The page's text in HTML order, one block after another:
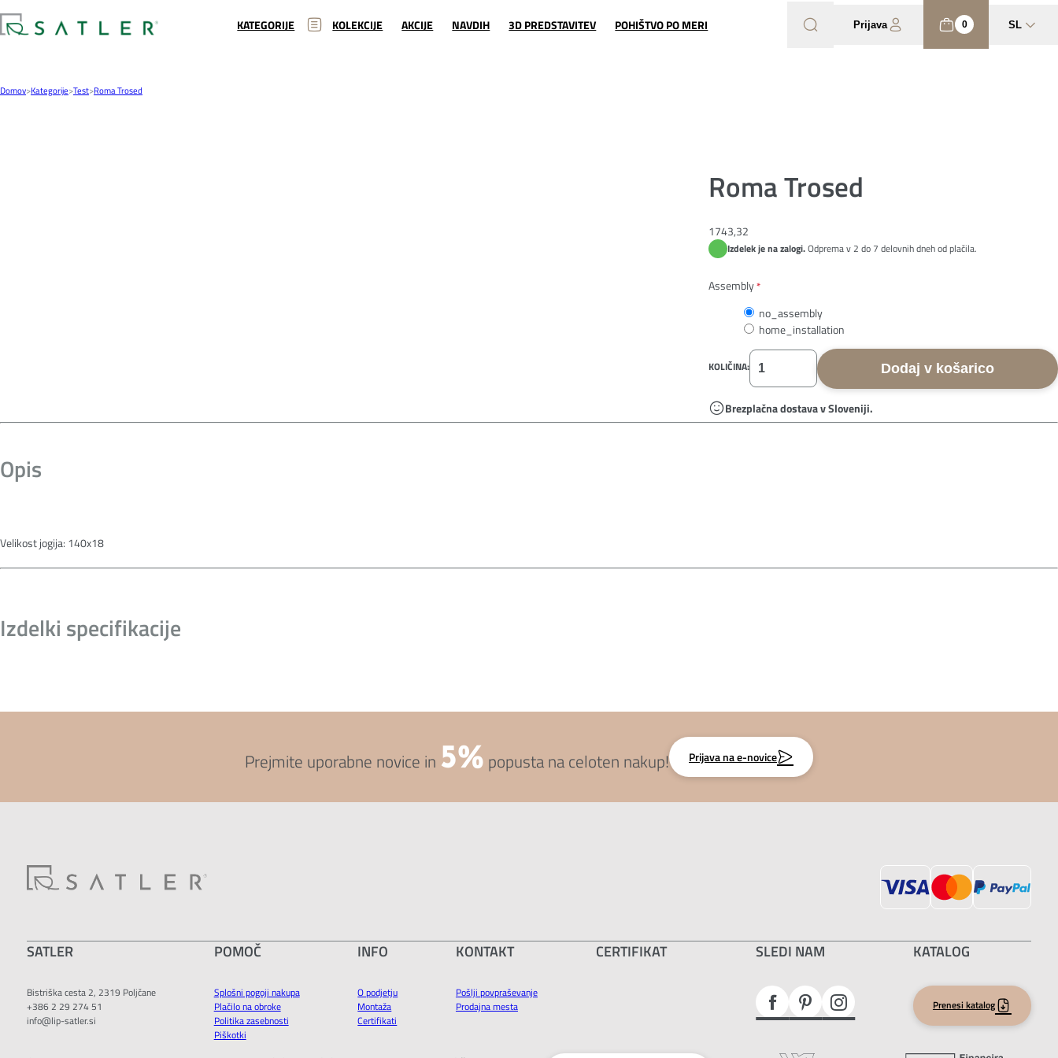
KATEGORIJE KOLEKCIJE AKCIJE NAVDIH 3D PREDSTAVITEV POHIŠTVO PO MERI Prijava 0 SL
Domov>Kategorije>Test>Roma Trosed
Roma Trosed
1743,32
Izdelek je na zalogi.Odprema v 2 do 7 delovnih dneh od plačila.
Assembly*
no_assembly
home_installation
KOLIČINA: Dodaj v košarico
Brezplačna dostava v Sloveniji.
Opis
Velikost jogija: 140x18
Izdelki specifikacije
Prejmite uporabne novice in 5% popusta na celoten nakup! Prijava na e-novice
SATLER
Bistriška cesta 2, 2319 Poljčane
+386 2 29 274 51
info@lip-satler.si
POMOČ
Splošni pogoji nakupa
Plačilo na obroke
Politika zasebnosti
Piškotki
INFO
O podjetju
Montaža
Certifikati
KONTAKT
Pošlji povpraševanje
Prodajna mesta
CERTIFIKAT SLEDI NAM KATALOG
Prenesi katalog